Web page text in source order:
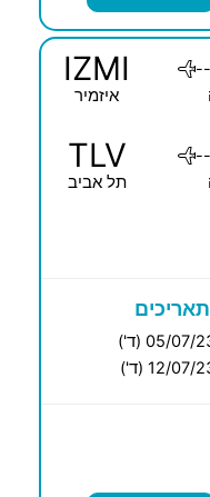
IZMI
איזמיר
TLV
תל אביב
תאריכים
07/23 (ד')
07/23 (ד')